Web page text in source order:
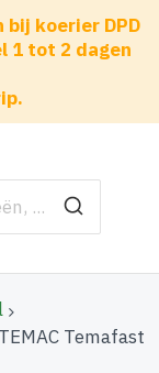
koerier DPD
1 tot 2 dagen
Temafast